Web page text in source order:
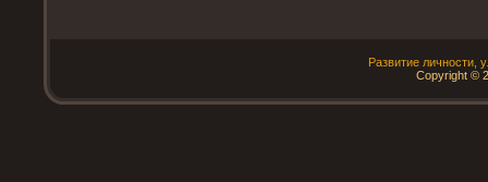
Развитие личнοсти,
Copyright ©